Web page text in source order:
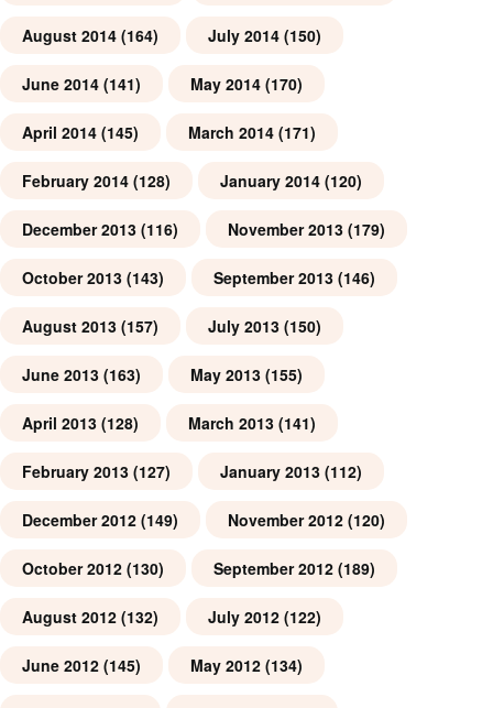
August 2014 (164) July 2014 (150)
June 2014 (141) May 2014 (170)
April 2014 (145) March 2014 (171)
February 2014 (128) January 2014 (120)
December 2013 (116) November 2013 (179)
October 2013 (143) September 2013 (146)
August 2013 (157) July 2013 (150)
June 2013 (163) May 2013 (155)
April 2013 (128) March 2013 (141)
February 2013 (127) January 2013 (112)
December 2012 (149) November 2012 (120)
October 2012 (130) September 2012 (189)
August 2012 (132) July 2012 (122)
June 2012 (145) May 2012 (134)